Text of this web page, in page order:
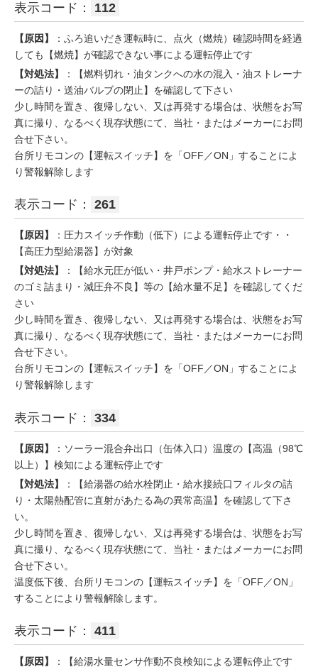
表示コード： 112
【原因】
：ふろ追いだき運転時に、点火（燃焼）確認時間を経過
しても【燃焼】が確認できない事による運転停止です
【対処法】
：【燃料切れ・油タンクへの水の混入・油ストレーナ
ーの詰り・送油バルブの閉止】を確認して下さい
少し時間を置き、復帰しない、又は再発する場合は、状態をお写
真に撮り、なるべく現存状態にて、当社・またはメーカーにお問
合せ下さい。
台所リモコンの【運転スイッチ】を「OFF／ON」することによ
り警報解除します
表示コード： 261
【原因】
：圧力スイッチ作動（低下）による運転停止です・・
【高圧力型給湯器】が対象
【対処法】
：【給水元圧が低い・井戸ポンプ・給水ストレーナー
のゴミ詰まり・減圧弁不良】等の【給水量不足】を確認してくだ
さい
少し時間を置き、復帰しない、又は再発する場合は、状態をお写
真に撮り、なるべく現存状態にて、当社・またはメーカーにお問
合せ下さい。
台所リモコンの【運転スイッチ】を「OFF／ON」することによ
り警報解除します
表示コード： 334
【原因】
：ソーラー混合弁出口（缶体入口）温度の【高温（98℃
以上）】検知による運転停止です
【対処法】
：【給湯器の給水栓閉止・給水接続口フィルタの詰
り・太陽熱配管に直射があたる為の異常高温】を確認して下さ
い。
少し時間を置き、復帰しない、又は再発する場合は、状態をお写
真に撮り、なるべく現存状態にて、当社・またはメーカーにお問
合せ下さい。
温度低下後、台所リモコンの【運転スイッチ】を「OFF／ON」
することにより警報解除します。
表示コード： 411
【原因】 ：【給湯水量センサ作動不良検知による運転停止です